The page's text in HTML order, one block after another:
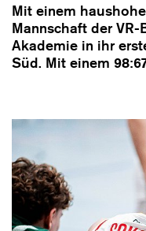
Mit einem
Mannschaft der
Akademie in ihr
Süd. Mit einem